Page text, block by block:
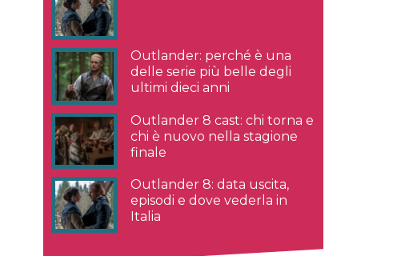
Outlander: perché è una
delle serie più belle degli
ultimi dieci anni
Outlander 8 cast: chi torna e
chi è nuovo nella stagione
finale
Outlander 8: data uscita,
episodi e dove vederla in
Italia